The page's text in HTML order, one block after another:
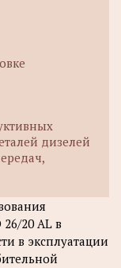
дизелей
20 AL в
в эксплуатации